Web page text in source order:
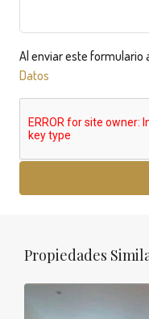
Al enviar este formulario
Datos
Propiedades